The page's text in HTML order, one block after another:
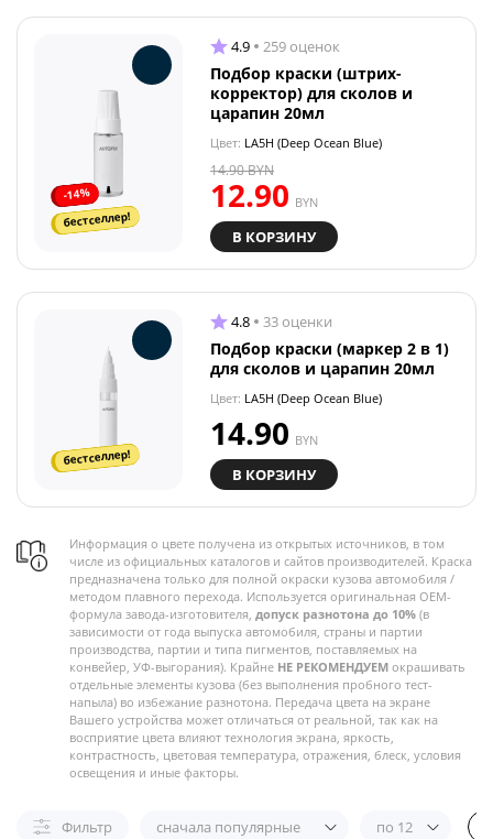
-14%
бестселлер!
4.9 259 оценок
Подбор краски (штрих-
корректор) для сколов и
царапин 20мл
Цвет: LA5H (Deep Ocean Blue)
12.90 BYN
14.90BYN
В КОРЗИНУ
бестселлер!
4.8 33 оценки
Подбор краски (маркер 2 в 1)
для сколов и царапин 20мл
Цвет: LA5H (Deep Ocean Blue)
14.90 BYN
В КОРЗИНУ
Информация о цвете получена из открытых источников, в том
числе из официальных каталогов и сайтов производителей. Краска
предназначена только для полной окраски кузова автомобиля /
методом плавного перехода. Используется оригинальная OEM-
формула завода-изготовителя, допуск разнотона до 10% (в
зависимости от года выпуска автомобиля, страны и партии
производства, партии и типа пигментов, поставляемых на
конвейер, УФ-выгорания). Крайне НЕ РЕКОМЕНДУЕМ окрашивать
отдельные элементы кузова (без выполнения пробного тест-
напыла) во избежание разнотона. Передача цвета на экране
Вашего устройства может отличаться от реальной, так как на
восприятие цвета влияют технология экрана, яркость,
контрастность, цветовая температура, отражения, блеск, условия
освещения и иные факторы.
Фильтр сначала популярные по 12